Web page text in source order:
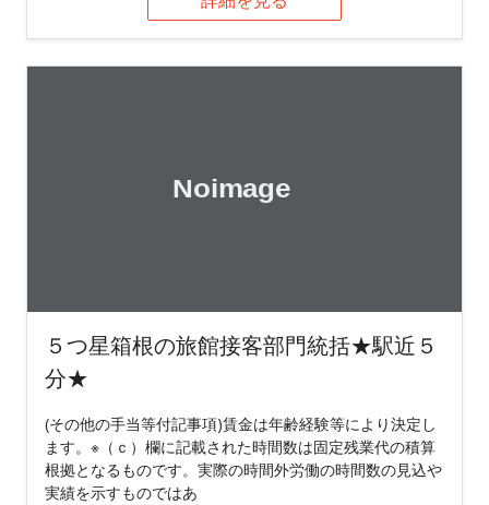
５つ星箱根の旅館接客部門統括★駅近５
分★
(その他の手当等付記事項)賃金は年齢経験等により決定し
ます。※（ｃ）欄に記載された時間数は固定残業代の積算
根拠となるものです。実際の時間外労働の時間数の見込や
実績を示すものではあ